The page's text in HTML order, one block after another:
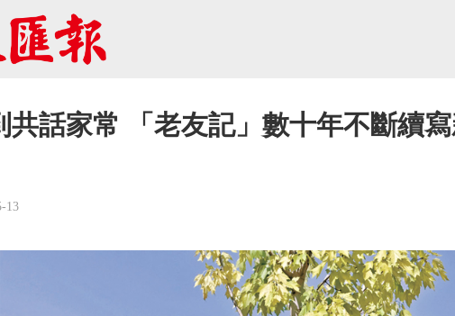
共話家常 「老友記」數十年不斷續
13